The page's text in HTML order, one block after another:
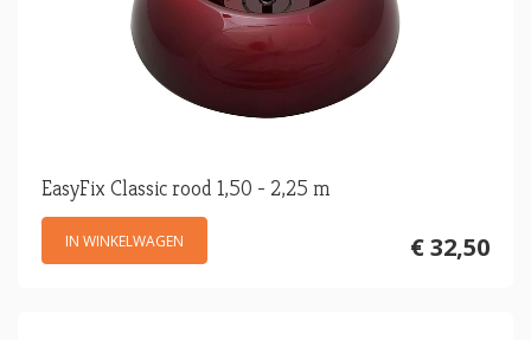
EasyFix Classic rood 1,50 - 2,25 m
€ 32,50
IN WINKELWAGEN